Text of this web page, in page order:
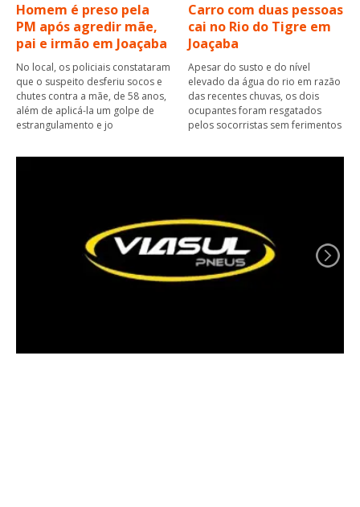
Homem é preso pela
PM após agredir mãe,
pai e irmão em Joaçaba
No local, os policiais constataram
que o suspeito desferiu socos e
chutes contra a mãe, de 58 anos,
além de aplicá-la um golpe de
estrangulamento e jo
Carro com duas pessoas
cai no Rio do Tigre em
Joaçaba
Apesar do susto e do nível
elevado da água do rio em razão
das recentes chuvas, os dois
ocupantes foram resgatados
pelos socorristas sem ferimentos